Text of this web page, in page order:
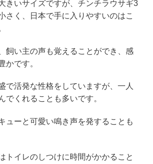
きいサイズですが、チンチラウサギ3
さく、日本で手に入りやすいのはこ
飼い主の声も覚えることができ、感
かです。
で活発な性格をしていますが、一人
でくれることも多いです。
ューと可愛い鳴き声を発することも
トイレのしつけに時間がかかること